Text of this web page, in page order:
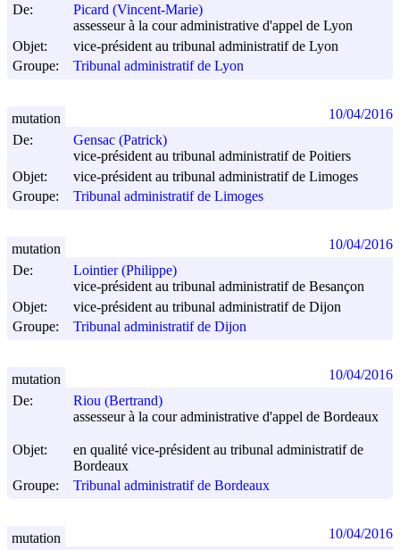
De:
Picard (Vincent-Marie)
assesseur à la cour administrative d'appel de Lyon
Objet:
vice-président au tribunal administratif de Lyon
Groupe:
Tribunal administratif de Lyon
De:
Gensac (Patrick)
vice-président au tribunal administratif de Poitiers
Objet:
vice-président au tribunal administratif de Limoges
Groupe:
Tribunal administratif de Limoges
mutation 10/04/2016
De:
Lointier (Philippe)
vice-président au tribunal administratif de Besançon
Objet:
vice-président au tribunal administratif de Dijon
Groupe:
Tribunal administratif de Dijon
mutation 10/04/2016
De:
Riou (Bertrand)
assesseur à la cour administrative d'appel de Bordeaux
Objet:
en qualité vice-président au tribunal administratif de
Bordeaux
Groupe:
Tribunal administratif de Bordeaux
mutation 10/04/2016
mutation 10/04/2016